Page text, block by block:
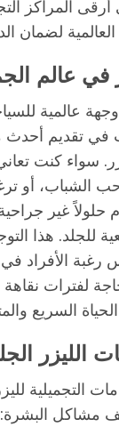
المراكز
لضمان
في عالم
عالمية
في تقديم أحدث
سواء كنت
حب الشباب، أو
حلولاً غير
للجلد. هذا
رغبة الأفراد
لفترات
السريع
الليزر
التجميلية
مشاكل البشرة: